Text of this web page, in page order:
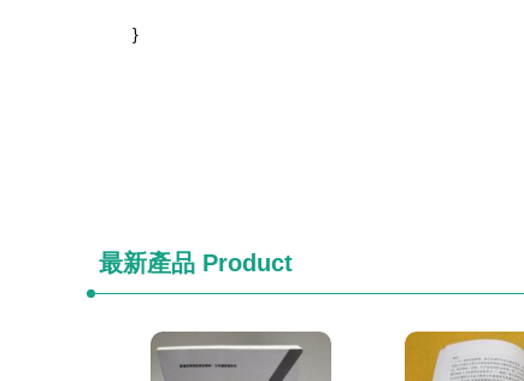
}
最新產品 Product